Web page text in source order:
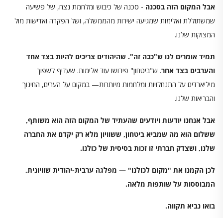
אבל המקום הזה בסכנה - סכנה של כיבוש ומלחמת נצח, של פשיעה
שמשתוללת ואלימות שמגיעה ישירות מהממשלה, ושל הפקרה ואדישות מול
המצוקות שלנו.
תמיד אומרים לנו ש"ככה זה". שהיהודים צריכים להיות בצד אחד
והערבים בצד אחר. ש"ביטחון" פירושו עוד אלימות. שעדיף לשפוך
מיליארדים על התנחלויות ומלחמות מיותרות— במקום על הערים, החינוך
והבריאות שלנו.
אבל אנחנו יודעות ויודעים שהעתיד של המקום הזה הוא משותף,
ששלום הוא מה שמביא ביטחון, ששוויון מלא רק יקדם את החברה
שלנו, ושצדק חברתי זו זכות בסיסית של כולנו.
לכן הקמנו את "מקום לכולנו" — מפלגה ערבית-יהודית שוויונית,
המבוססות על שותפות מלאה.
בואו נביא תקווה.